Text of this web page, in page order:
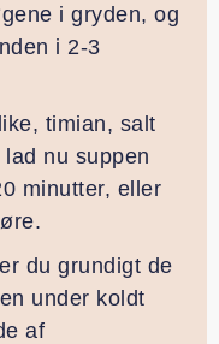
i gryden, og
i 2-3
timian, salt
nu suppen
minutter, eller
du grundigt de
under koldt
af